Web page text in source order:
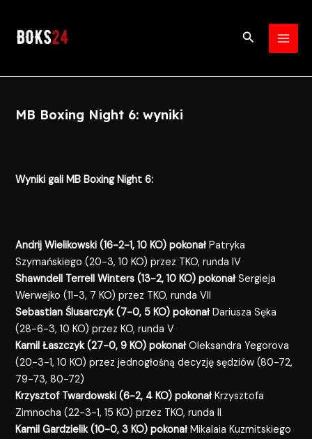
content
Search
MB Boxing Night 6: wyniki
Wyniki gali MB Boxing Night 6:
Andrij Wielikowski (16-2-1, 10 KO) pokonałPatryka
Szymańskiego (20-3, 10 KO) przez TKO, runda IV
Shawndell Terrell Winters (13-2, 10 KO) pokonałSergieja
Werwejko (11-3, 7 KO) przez TKO, runda VII
Sebastian Ślusarczyk (7-0, 5 KO) pokonałDariusza Sęka
(28-6-3, 10 KO) przez KO, runda V
Kamil Łaszczyk (27-0, 9 KO) pokonałOleksandra Yegorova
(20-3-1, 10 KO) przez jednogłośną decyzję sędziów (80-72,
79-73, 80-72)
Krzysztof Twardowski (6-2, 4 KO) pokonałKrzysztofa
Zimnocha (22-3-1, 15 KO) przez TKO, runda II
Kamil Gardzielik (10-0, 3 KO) pokonałMikalaia Kuzmitskiego